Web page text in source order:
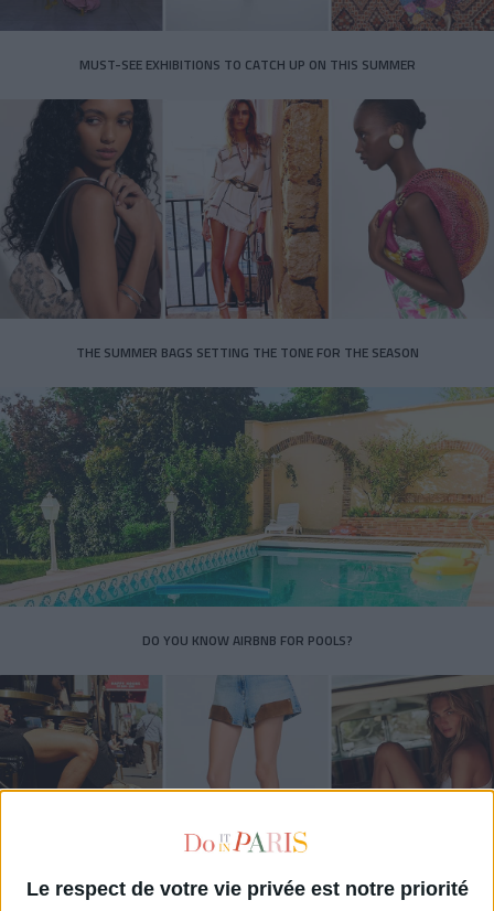
Le respect de votre vie privée est notre priorité
MUST-SEE EXHIBITIONS TO CATCH UP ON THIS SUMMER
THE SUMMER BAGS SETTING THE TONE FOR THE SEASON
DO YOU KNOW AIRBNB FOR POOLS?